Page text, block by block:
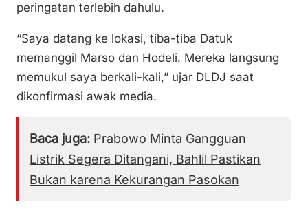
peringatan terlebih dahulu.
“Saya datang ke lokasi, tiba-tiba Datuk
memanggil Marso dan Hodeli. Mereka langsung
memukul saya berkali-kali,” ujar DLDJ saat
dikonfirmasi awak media.
Baca juga: Prabowo Minta Gangguan
Listrik Segera Ditangani, Bahlil Pastikan
Bukan karena Kekurangan Pasokan